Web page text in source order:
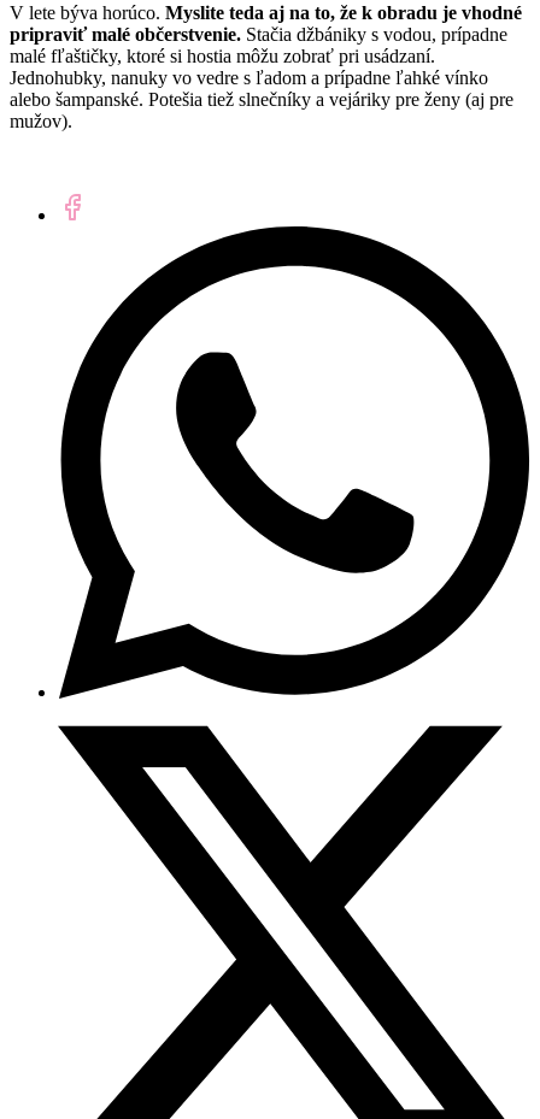
V lete býva horúco. Myslite teda aj na to, že k obradu je vhodné
pripraviť malé občerstvenie. Stačia džbániky s vodou, prípadne
malé fľaštičky, ktoré si hostia môžu zobrať pri usádzaní.
Jednohubky, nanuky vo vedre s ľadom a prípadne ľahké vínko
alebo šampanské. Potešia tiež slnečníky a vejáriky pre ženy (aj pre
mužov).